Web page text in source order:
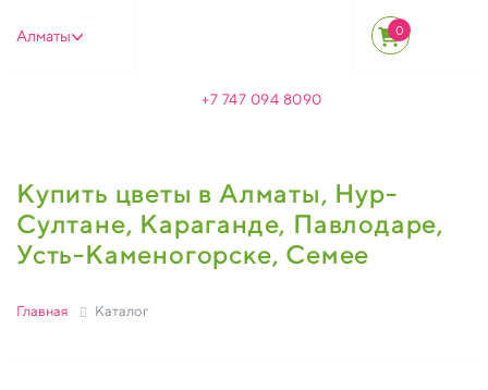
Алматы 0
+7 747 094 8090
Купить цветы в Алматы, Нур-
Султане, Караганде, Павлодаре,
Усть-Каменогорске, Семее
Главная Каталог